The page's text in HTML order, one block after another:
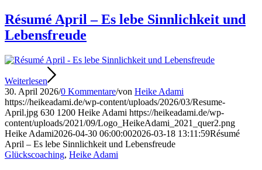
Résumé April – Es lebe Sinnlichkeit und
Lebensfreude
Weiterlesen
30. April 2026/0 Kommentare/von Heike Adami
https://heikeadami.de/wp-content/uploads/2026/03/Resume-
April.jpg 630 1200 Heike Adami https://heikeadami.de/wp-
content/uploads/2021/09/Logo_HeikeAdami_2021_quer2.png
Heike Adami2026-04-30 06:00:002026-03-18 13:11:59Résumé
April – Es lebe Sinnlichkeit und Lebensfreude
Glückscoaching, Heike Adami